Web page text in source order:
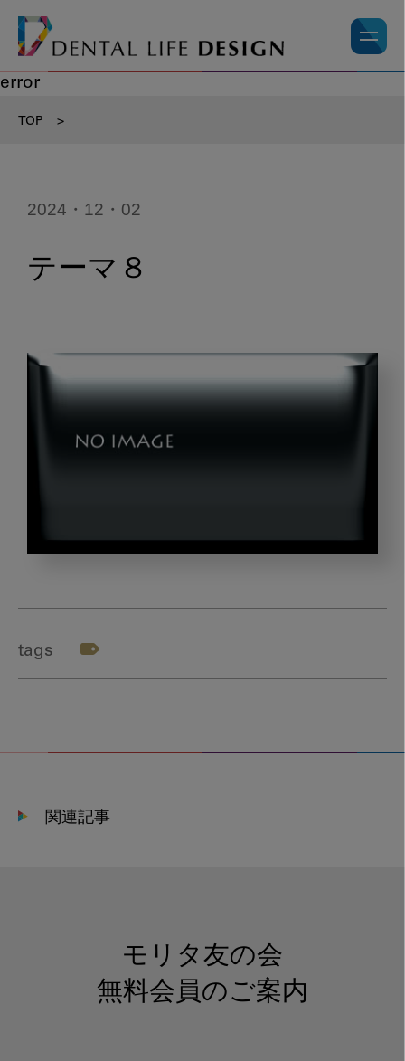
error
TOP >
2024・12・02
テーマ８
マ
tags
関連記事
モリタ友の会
無料会員のご案内